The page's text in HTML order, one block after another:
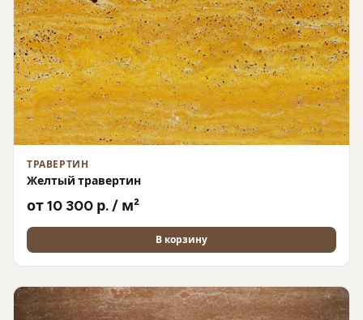
ТРАВЕРТИН
Желтый травертин
от 10 300 р. / м²
В корзину